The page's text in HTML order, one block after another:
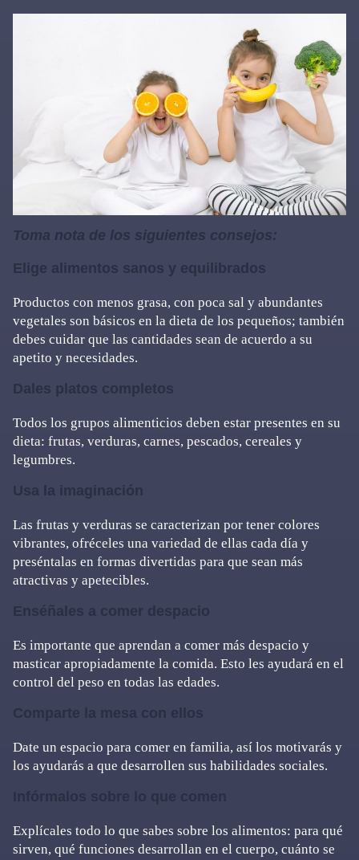
Toma nota de los siguientes consejos:
Elige alimentos sanos y equilibrados
Productos con menos grasa, con poca sal y abundantes
vegetales son básicos en la dieta de los pequeños; también
debes cuidar que las cantidades sean de acuerdo a su
apetito y necesidades.
Dales platos completos
Todos los grupos alimenticios deben estar presentes en su
dieta: frutas, verduras, carnes, pescados, cereales y
legumbres.
Usa la imaginación
Las frutas y verduras se caracterizan por tener colores
vibrantes, ofréceles una variedad de ellas cada día y
preséntalas en formas divertidas para que sean más
atractivas y apetecibles.
Enséñales a comer despacio
Es importante que aprendan a comer más despacio y
masticar apropiadamente la comida. Esto les ayudará en el
control del peso en todas las edades.
Comparte la mesa con ellos
Date un espacio para comer en familia, así los motivarás y
los ayudarás a que desarrollen sus habilidades sociales.
Infórmalos sobre lo que comen
Explícales todo lo que sabes sobre los alimentos: para qué
sirven, qué funciones desarrollan en el cuerpo, cuánto se